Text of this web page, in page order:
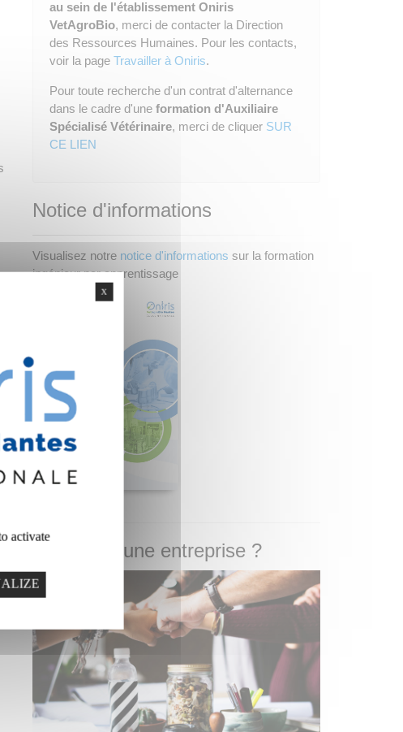
au sein de l'établissement Oniris
VetAgroBio, merci de contacter la Direction
des Ressources Humaines. Pour les contacts,
voir la page Travailler à Oniris.
Pour toute recherche d'un contrat d'alternance
dans le cadre d'une formation d'Auxiliaire
Spécialisé Vétérinaire, merci de cliquer SUR
CE LIEN
Notice d'informations
Visualisez notre notice d'informations sur la formation
ingénieur par apprentissage
Vous êtes une entreprise ?
X
activate